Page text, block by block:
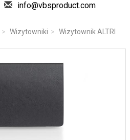
info@vbsproduct.com
Wizytowniki Wizytownik ALTRI